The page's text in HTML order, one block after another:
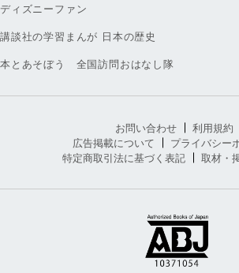
ディズニーファン
講談社の学習まんが 日本の歴史
本とあそぼう 全国訪問おはなし隊
お問い合わせ
利用規約
広告掲載について
プライバシー
特定商取引法に基づく表記
取材・